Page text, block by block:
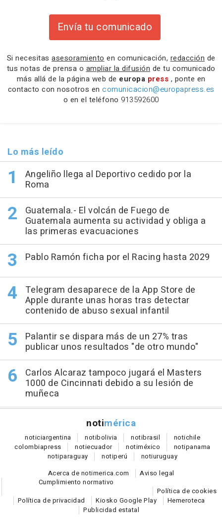
Envía tu comunicado
Si necesitas asesoramiento en comunicación, redacción de
tus notas de prensa o ampliar la difusión de tu comunicado
más allá de la página web de europa press , ponte en
contacto con nosotros en comunicacion@europapress.es
o en el teléfono 913592600
Lo más leído
Angeliño llega al Deportivo cedido por la
Roma
Guatemala.- El volcán de Fuego de
Guatemala aumenta su actividad y obliga a
las primeras evacuaciones
Pablo Ramón ficha por el Racing hasta 2029
Telegram desaparece de la App Store de
Apple durante unas horas tras detectar
contenido de abuso sexual infantil
Palantir se dispara más de un 27% tras
publicar unos resultados "de otro mundo"
Carlos Alcaraz tampoco jugará el Masters
1000 de Cincinnati debido a su lesión de
muñeca
notimérica
noticiargentina notibolivia notibrasil notichile
colombiapress notiecuador notiméxico notipanama
notiparaguay notiperú notiuruguay
Acerca de notimerica.com
Aviso legal
Cumplimiento normativo
Política de cookies
Política de privacidad
Kiosko Google Play
Hemeroteca
Publicidad estatal